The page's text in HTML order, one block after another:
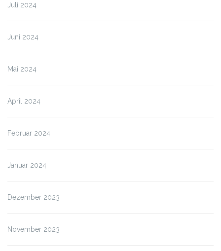
Juli 2024
Juni 2024
Mai 2024
April 2024
Februar 2024
Januar 2024
Dezember 2023
November 2023